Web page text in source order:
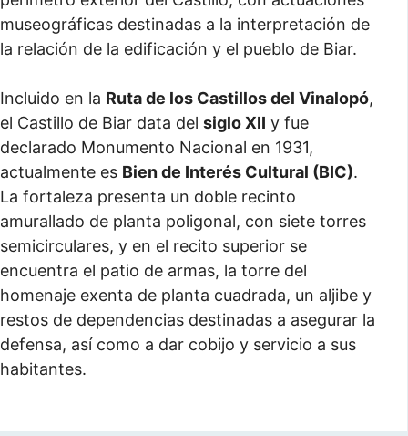
museográficas destinadas a la interpretación de
la relación de la edificación y el pueblo de Biar.
Incluido en la Ruta de los Castillos del Vinalopó,
el Castillo de Biar data del siglo XII y fue
declarado Monumento Nacional en 1931,
actualmente es Bien de Interés Cultural (BIC).
La fortaleza presenta un doble recinto
amurallado de planta poligonal, con siete torres
semicirculares, y en el recito superior se
encuentra el patio de armas, la torre del
homenaje exenta de planta cuadrada, un aljibe y
restos de dependencias destinadas a asegurar la
defensa, así como a dar cobijo y servicio a sus
habitantes.